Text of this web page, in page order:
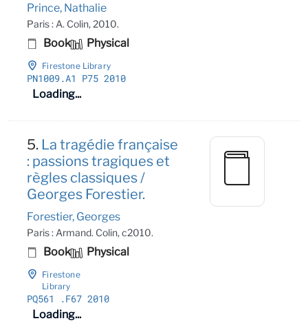
Prince, Nathalie
Paris : A. Colin, 2010.
Book Physical
Firestone Library
PN1009.A1 P75 2010
Loading...
5. La tragédie française
: passions tragiques et
règles classiques /
Georges Forestier.
Forestier, Georges
Paris : Armand. Colin, c2010.
Book Physical
Firestone
Library
PQ561
.F67 2010
Loading...